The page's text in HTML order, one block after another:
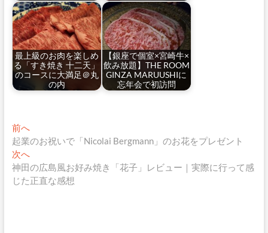
最上級のお肉を楽しめ
る「すき焼き 十二天」
のコースに大満足＠丸
の内
【銀座で個室×宮崎牛×
飲み放題】THE ROOM
GINZA MARUUSHIに
忘年会で初訪問
投
稿
ナ
ビ
前へ
去
投
稿:
起業のお祝いで「Nicolai Bergmann」のお花をプレゼント
次へ
の
投
神田の広島風お好み焼き「花子」レビュー｜実際に行って感
じた正直な感想